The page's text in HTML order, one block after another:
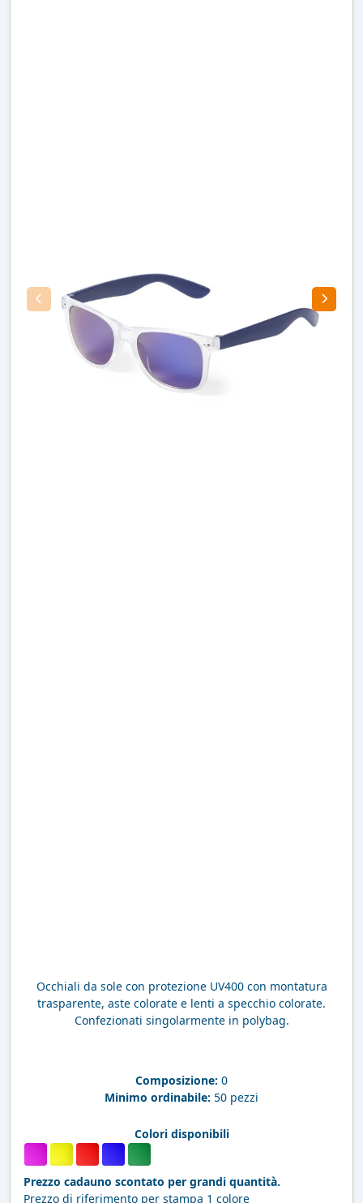
Occhiali da sole con protezione UV400 con montatura
trasparente, aste colorate e lenti a specchio colorate.
Confezionati singolarmente in polybag.
Composizione: 0
Minimo ordinabile: 50 pezzi
Colori disponibili
Prezzo cadauno scontato per grandi quantità.
Prezzo di riferimento per stampa 1 colore